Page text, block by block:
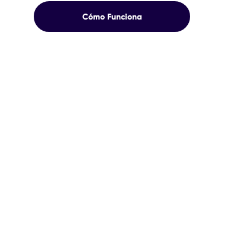
Cómo Funciona